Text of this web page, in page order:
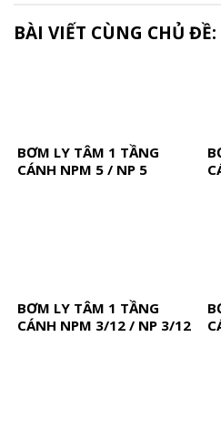
BÀI VIẾT CÙNG CHỦ ĐỀ:
BƠM LY TÂM 1 TẦNG
CÁNH NPM 5 / NP 5
BƠM LY TÂM 1 TẦNG
CÁNH NPM 3/12 / NP 3/12